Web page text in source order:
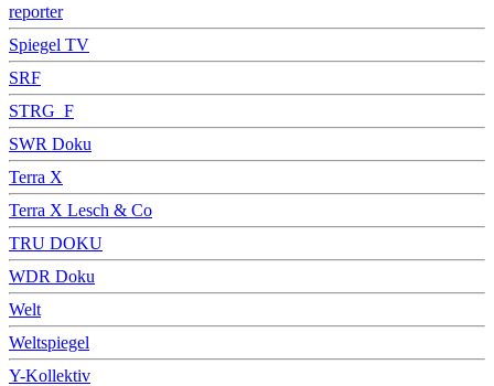
reporter
Spiegel TV
SRF
STRG_F
SWR Doku
Terra X
Terra X Lesch & Co
TRU DOKU
WDR Doku
Welt
Weltspiegel
Y-Kollektiv